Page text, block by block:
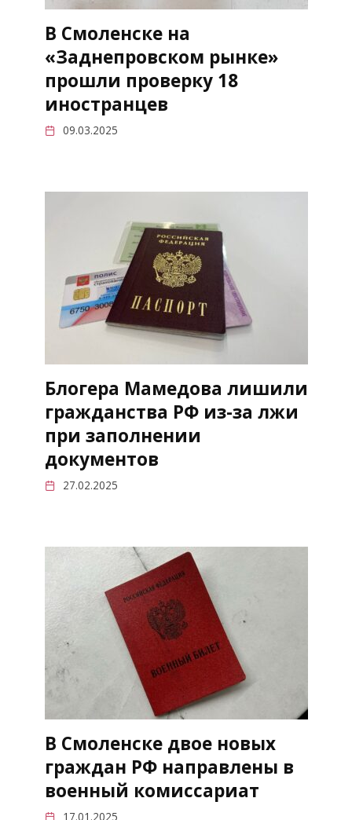
В Смоленске на
«Заднепровском рынке»
прошли проверку 18
иностранцев
09.03.2025
Блогера Мамедова лишили
гражданства РФ из-за лжи
при заполнении
документов
27.02.2025
В Смоленске двое новых
граждан РФ направлены в
военный комиссариат
17.01.2025